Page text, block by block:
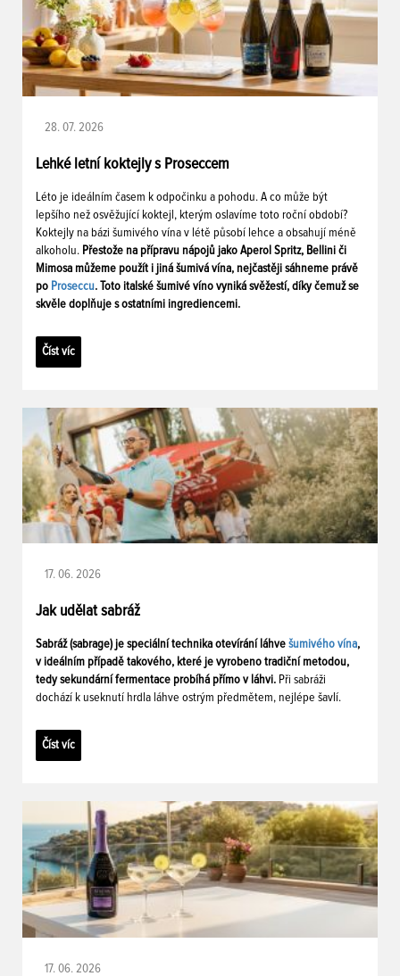
28. 07. 2026
Lehké letní koktejly s Proseccem
Léto je ideálním časem k odpočinku a pohodu. A co může být
lepšího než osvěžující koktejl, kterým oslavíme toto roční období?
Koktejly na bázi šumivého vína v létě působí lehce a obsahují méně
alkoholu. Přestože na přípravu nápojů jako Aperol Spritz, Bellini či
Mimosa můžeme použít i jiná šumivá vína, nejčastěji sáhneme právě
po Proseccu. Toto italské šumivé víno vyniká svěžestí, díky čemuž se
skvěle doplňuje s ostatními ingrediencemi.
Číst víc
17. 06. 2026
Jak udělat sabráž
Sabráž (sabrage) je speciální technika otevírání láhve šumivého vína,
v ideálním případě takového, které je vyrobeno tradiční metodou,
tedy sekundární fermentace probíhá přímo v láhvi. Při sabráži
dochází k useknutí hrdla láhve ostrým předmětem, nejlépe šavlí.
Číst víc
17. 06. 2026